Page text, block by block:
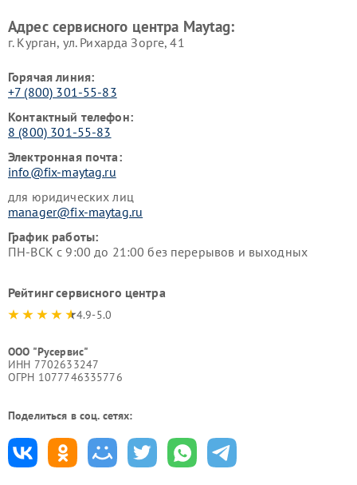
Адрес сервисного центра Maytag:
г. Курган, ул. Рихарда Зорге, 41
Горячая линия:
+7 (800) 301-55-83
Контактный телефон:
8 (800) 301-55-83
Электронная почта:
info@fix-maytag.ru
для юридических лиц
manager@fix-maytag.ru
График работы:
ПН-ВСК с 9:00 до 21:00 без перерывов и выходных
Рейтинг сервисного центра
4.9-5.0
ООО "Русервис"
ИНН 7702633247
ОГРН 1077746335776
Поделиться в соц. сетях: